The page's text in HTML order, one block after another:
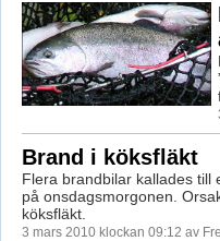
Brand i köksfläkt
Flera brandbilar kallades till
på onsdagsmorgonen.
köksfläkt.
3 mars 2010 klockan 09:12 av